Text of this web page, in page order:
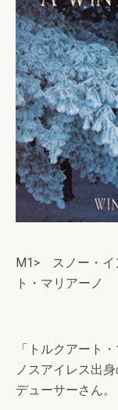
M1> スノー・
ト・マリアーノ
「トルクアート
ノスアイレス出
デューサーさん。